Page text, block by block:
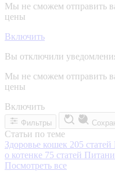
Мы не сможем отправить
цены
Включить
Вы отключили
Мы не сможем отправить
цены
Включить
Фильтры
Статьи по теме
Здоровье кошек 205 статей
о котенке 75 статей
Посмотреть все